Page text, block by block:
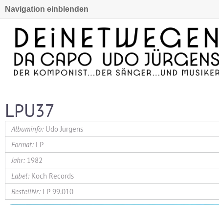
Navigation einblenden
LPU37
Udo Jürgens
LP
1982
Koch Records
LP 99.010